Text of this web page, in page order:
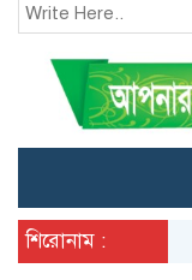
শিরোনাম :